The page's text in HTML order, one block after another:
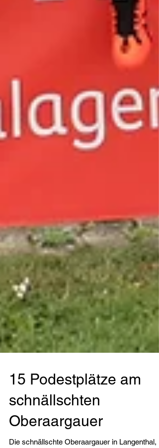
15 Podestplätze am